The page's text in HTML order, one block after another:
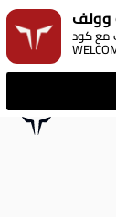
لك مع كود: